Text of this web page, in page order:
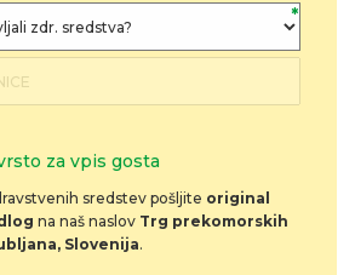
*
za vpis gosta
sredstev pošljite original
na naš naslov Trg prekomorskih
Slovenija.